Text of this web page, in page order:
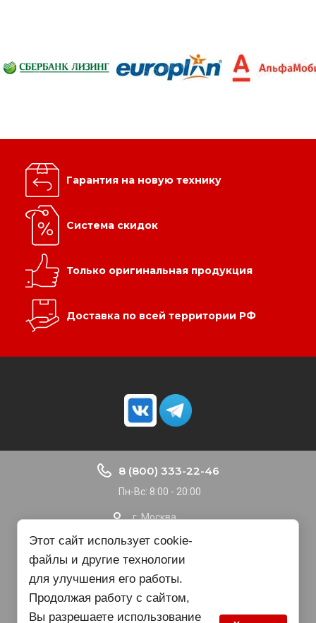
Гарантия на новую технику
Система скидок
Только оригинальная продукция
Доставка по всей территории РФ
Copyright © 2015 - 2025
8 (800) 333-22-46
Пн-Вс: 8:00 - 20:00
г. Москва
Этот сайт использует cookie-
файлы и другие технологии
для улучшения его работы.
Продолжая работу с сайтом,
Вы разрешаете использование